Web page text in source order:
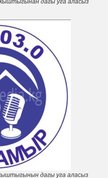
дагы уга аласыз
дагы уга аласыз